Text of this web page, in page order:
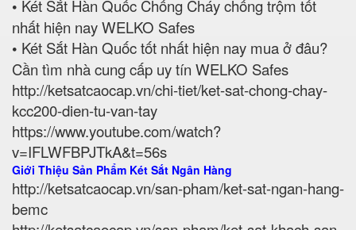
• Két Sắt Hàn Quốc Chống Cháy chống trộm tốt
nhất hiện nay WELKO Safes
• Két Sắt Hàn Quốc tốt nhất hiện nay mua ở đâu?
Cần tìm nhà cung cấp uy tín WELKO Safes
http://ketsatcaocap.vn/chi-tiet/ket-sat-chong-chay-
kcc200-dien-tu-van-tay
https://www.youtube.com/watch?
v=IFLWFBPJTkA&t=56s
Giới Thiệu Sản Phẩm Két Sắt Ngân Hàng
http://ketsatcaocap.vn/san-pham/ket-sat-ngan-hang-
bemc